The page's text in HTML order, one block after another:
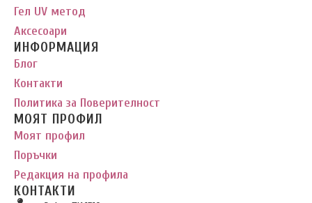
Гел UV метод
Аксесоари
ИНФОРМАЦИЯ
Блог
Контакти
Политика за Поверителност
МОЯТ ПРОФИЛ
Моят профил
Поръчки
Редакция на профила
КОНТАКТИ